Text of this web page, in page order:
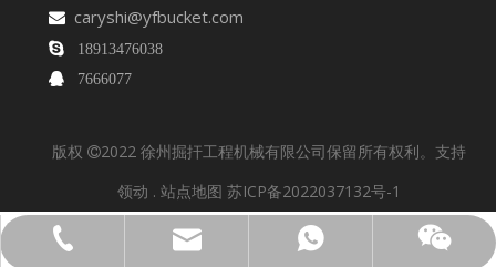
 caryshi@yfbucket.com
 18913476038
 7666077
18913476038
caryshi@yfbucket.com
18913476038
18913476038
版权 2022 徐州掘扞工程机械有限公司保留所有权利。支持
领动 . 站点地图 苏ICP备2022037132号-1